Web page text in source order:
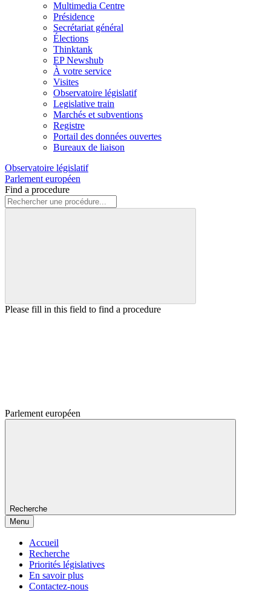
Multimedia Centre
Présidence
Secrétariat général
Élections
Thinktank
EP Newshub
À votre service
Visites
Observatoire législatif
Legislative train
Marchés et subventions
Registre
Portail des données ouvertes
Bureaux de liaison
Observatoire législatif
Parlement européen
Find a procedure
Please fill in this field to find a procedure
Parlement européen
Recherche
Menu
Accueil
Recherche
Priorités législatives
En savoir plus
Contactez-nous